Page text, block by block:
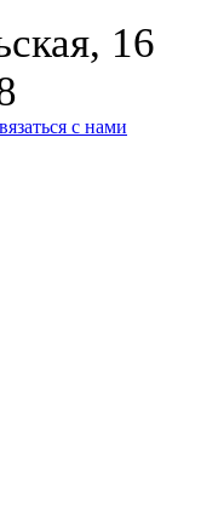
16
с нами